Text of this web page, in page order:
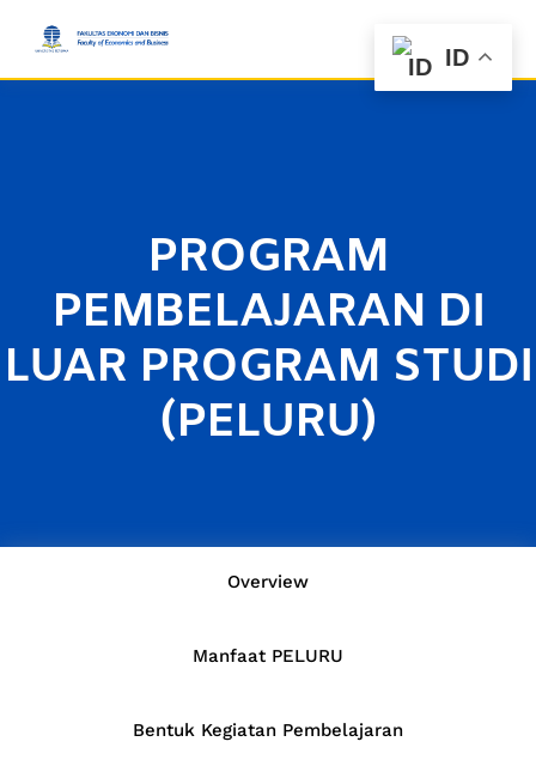
PROGRAM
PEMBELAJARAN DI
LUAR PROGRAM STUDI
(PELURU)
Overview
Manfaat PELURU
Bentuk Kegiatan Pembelajaran
ID